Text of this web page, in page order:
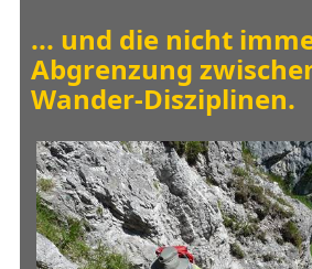
... und die nicht
Abgrenzung
Wander-Disziplinen.